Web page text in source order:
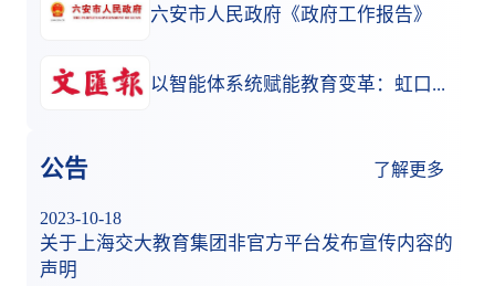
公告
2023-10-18
关于上海交大教育集团非官方平台发布宣传内容的
声明
了解更多
六安市人民政府《政府工作报告》
以智能体系统赋能教育变革：虹口区“AI+教育”生态的实践图景